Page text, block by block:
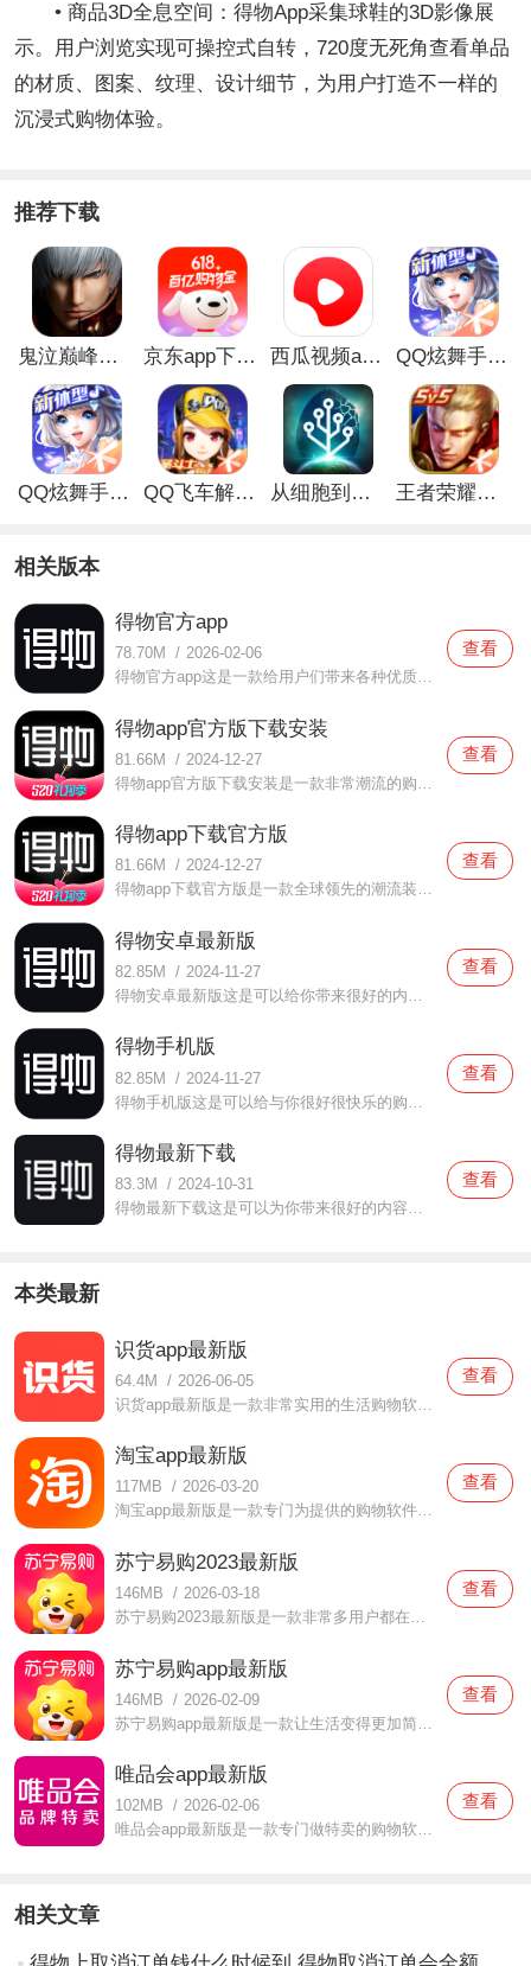
• 商品3D全息空间：得物App采集球鞋的3D影像展
示。用户浏览实现可操控式自转，720度无死角查看单品
的材质、图案、纹理、设计细节，为用户打造不一样的
沉浸式购物体验。
推荐下载
鬼泣巅峰之战最新破解版 京东app下载安装 西瓜视频app安卓版 QQ炫舞手游破解版
QQ炫舞手游解锁版 QQ飞车解锁版无限钻石最新版 从细胞到奇点手游 王者荣耀无限点券解锁版
相关版本
得物官方app
78.70M / 2026-02-06
得物官方app这是一款给用户们带来各种优质的大牌内容，可以给大家带来各种潮流品牌内容的手机软件，大家在这不仅可以感受到很多的优质购物体验，还可以感受到很好很快乐的互动，可以自由的去参与社区交流。软件除了提供了很多商品的内容，还有最好的辅助功能可以给你使用，
查看
得物app官方版下载安装
81.66M / 2024-12-27
查看
得物app下载官方版
81.66M / 2024-12-27
得物app下载官方版是一款全球领先的潮流装备购物软件。在这款得物app下载官方版中为用户们提供了超高品质的购物服务，在这里面用户们都可以自由的购买你想要的商品，所有的商品都是正品资源，用户们都可以放心来购买，还有专业的鉴定哦，超多潮流商品都有提供的，用户们快来
查看
得物安卓最新版
82.85M / 2024-11-27
查看
得物手机版
82.85M / 2024-11-27
查看
得物最新下载
83.3M / 2024-10-31
得物最新下载这是可以为你带来很好的内容服务，给大家很好的购物体验的手机软件，这里的各种服务都是免费的，还可以给你带来全新的的潮物，不论是服饰还是鞋子都有，而且大牌保真，为你带来非常好非常丰富的感受，这里的很多内容都是免费的，为你带来很好的体验与互动，还
查看
本类最新
识货app最新版
64.4M / 2026-06-05
识货app最新版是一款非常实用的生活购物软件，在这款识货app最新版中提供了非常多的商品资源，都是采用正版资源购买，用户们在购物的时候都可以放心的，还有各种大牌商品，价格都是非常划算的，都可以满足用户们想要购买的需求，还有很多潮流服饰你们可都不要错过了，年轻人
查看
淘宝app最新版
117MB / 2026-03-20
淘宝app最新版是一款专门为提供的购物软件，在这款淘宝app最新版中拥有超丰富的商品资源，每当用户们想要购物商品的时候都可以随时来进行选择的，特别是各种节假日都会做活动的，非常实惠的价格都可以轻松购买，再也不用担心平时的价格会非常昂贵啦，还没有下载这款淘宝app最
查看
苏宁易购2023最新版
146MB / 2026-03-18
苏宁易购2023最新版是一款非常多用户都在使用的购物软件，在这款苏宁易购2023最新版中覆盖了非常多个不同的城市，只要是用户们有需要的商品都可以在这里面精心购买的，不仅物流速度非常快，而且还可以资源都是可以保证的，你们都可以放心来购买，还有各种爆款千万不要错过了哦
查看
苏宁易购app最新版
146MB / 2026-02-09
查看
唯品会app最新版
102MB / 2026-02-06
唯品会app最新版是一款专门做特卖的购物软件，在这款唯品会app最新版中所有的商品资源都是性价比非常高的，很多大牌商品都有提供，在平时你们不敢买的价格在这里面都可以淘到一个价格，且质量保证，你们都可以放心购买的，超多明星也都在使用的购物软件，你们可都不要错过了
查看
相关文章